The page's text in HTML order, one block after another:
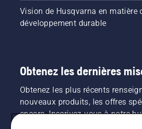
Vision de Husqvarna en matière
développement durable
Obtenez les dernières
Obtenez les plus récents
nouveaux produits, les offres
encore. Inscrivez-vous à notre